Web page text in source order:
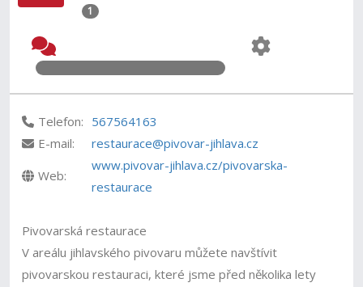
1
Telefon: 567564163
E-mail:
restaurace@pivovar-jihlava.cz
Web:
www.pivovar-jihlava.cz/pivovarska-
restaurace
Pivovarská restaurace
V areálu jihlavského pivovaru můžete navštívit
pivovarskou restauraci, které jsme před několika lety